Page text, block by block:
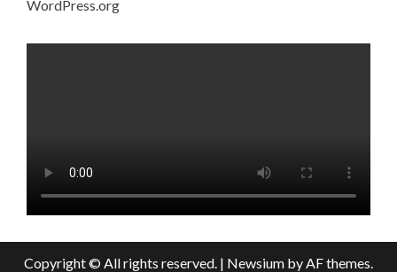
WordPress.org
Copyright © All rights reserved. | Newsium by AF themes.